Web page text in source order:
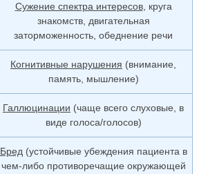
Сужение спектра интересов, круга
знакомств, двигательная
заторможенность, обеднение речи
Когнитивные нарушения (внимание,
память, мышление)
Галлюцинации (чаще всего слуховые, в
виде голоса/голосов)
Бред(устойчивые убеждения пациента в
чем-либо противоречащие окружающей